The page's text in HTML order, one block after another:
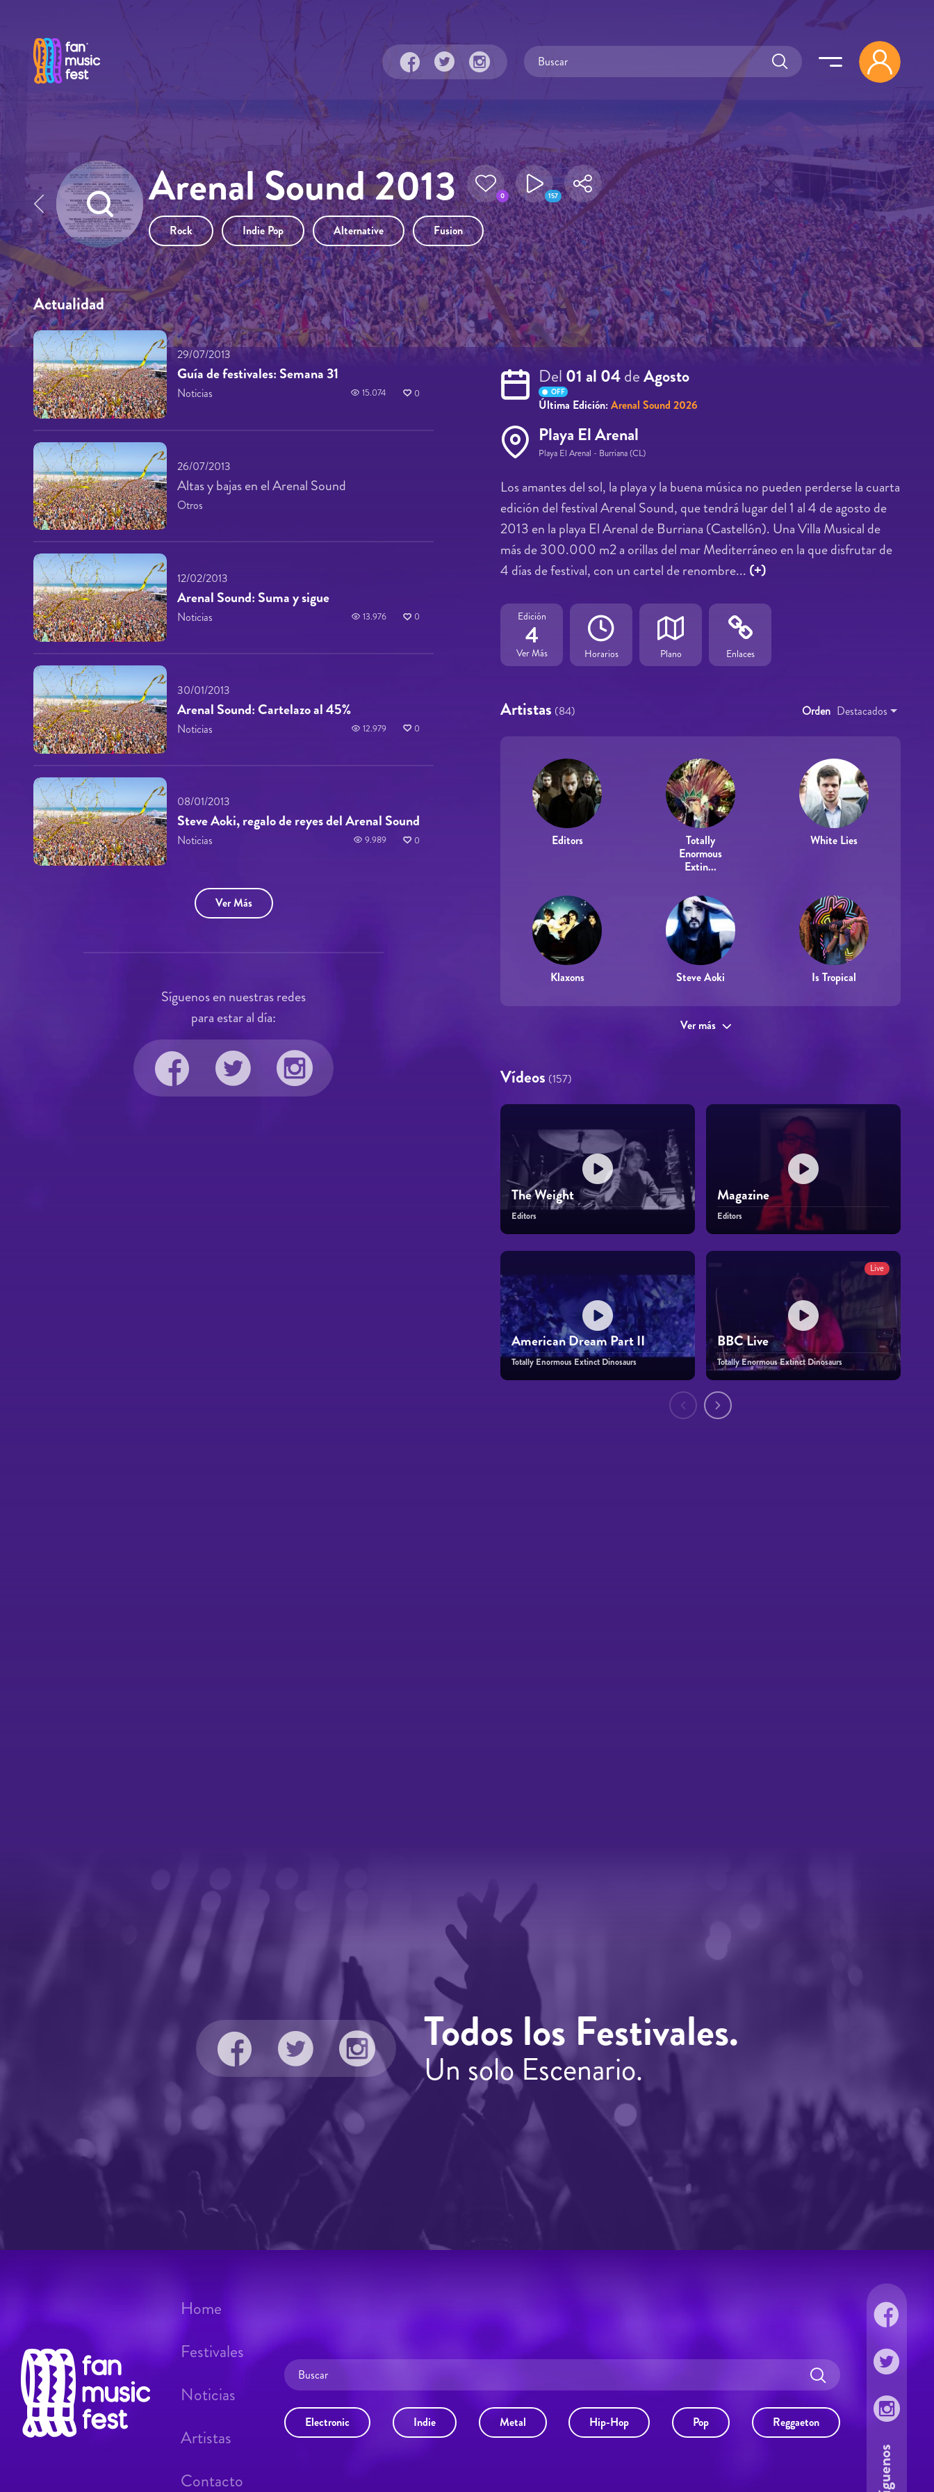
Arenal Sound 2013 0 157
Rock Indie Pop Alternative Fusion
Del 01 al 04deAgosto
OFF
Última Edición:Arenal Sound 2026
Playa El Arenal
Playa El Arenal - Burriana (CL)
Los amantes del sol, la playa y la buena música no pueden perderse la cuarta
edición del festival Arenal Sound, que tendrá lugar del 1 al 4 de agosto de
2013 en la playa El Arenal de Burriana (Castellón). Una Villa Musical de
más de 300.000 m2 a orillas del mar Mediterráneo en la que disfrutar de
4 días de festival, con un cartel de renombre... (+)
Edición
4
Ver Más Horarios Plano Enlaces
Artistas (84) Orden Destacados
Editors
Totally
Enormous
Extin...
White Lies
Klaxons Steve Aoki Is Tropical
Ver más
Vídeos (157)
The Weight
Editors
Magazine
Editors
American Dream Part II
Totally Enormous Extinct Dinosaurs
Live
BBC Live
Totally Enormous Extinct Dinosaurs
Actualidad
29/07/2013
Guía de festivales: Semana 31
Noticias 15.074 0
26/07/2013
Altas y bajas en el Arenal Sound
Otros
12/02/2013
Arenal Sound: Suma y sigue
Noticias 13.976 0
30/01/2013
Arenal Sound: Cartelazo al 45%
Noticias 12.979 0
08/01/2013
Steve Aoki, regalo de reyes del Arenal Sound
Noticias 9.989 0
Ver Más
Síguenos en nuestras redes
para estar al día:
Todos los Festivales.
Un solo Escenario.
Electronic Indie Metal Hip-Hop Pop Reggaeton
Home
Festivales
Noticias
Artistas
Contacto
Síguenos